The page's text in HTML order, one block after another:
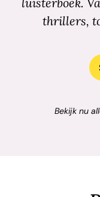
thrillers,
Bekijk nu